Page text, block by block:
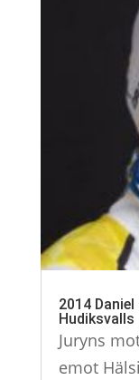
2014
Hudiksvalls
Juryns
emot